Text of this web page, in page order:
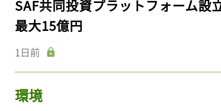
SAF共同投資プラットフォーム設
最大15億円
1日前
環境